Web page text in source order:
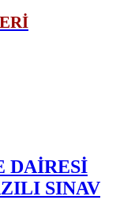
DAİRESİ
SINAV